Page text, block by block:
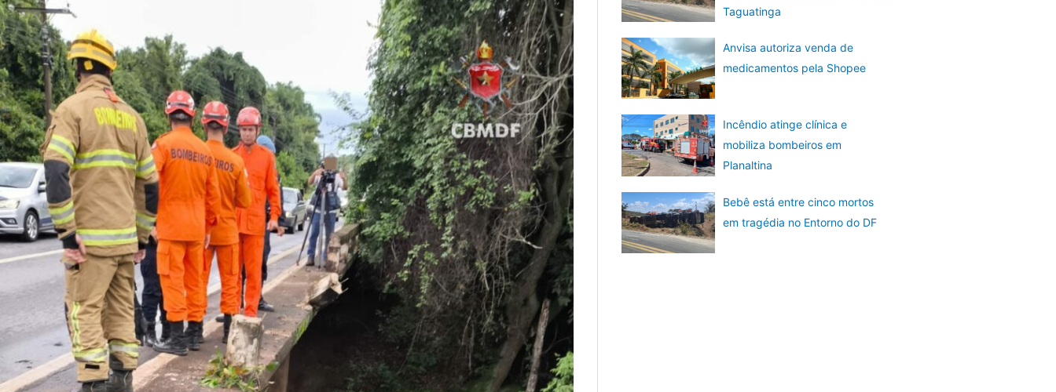
Taguatinga
Anvisa autoriza venda de
medicamentos pela Shopee
Incêndio atinge clínica e
mobiliza bombeiros em
Planaltina
Bebê está entre cinco mortos
em tragédia no Entorno do DF